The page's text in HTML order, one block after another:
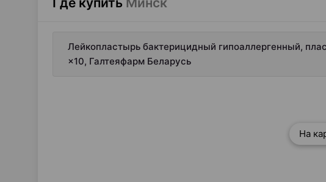
Лейкопластырь бактерицидный гипоаллергенный,
×10, Галтеяфарм Беларусь
На